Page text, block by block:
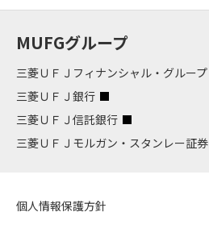
MUFGグループ
三菱ＵＦＪフィナンシャル・グループ
三菱ＵＦＪ銀行
三菱ＵＦＪ信託銀行
三菱ＵＦＪモルガン・スタンレー証券
個人情報保護方針